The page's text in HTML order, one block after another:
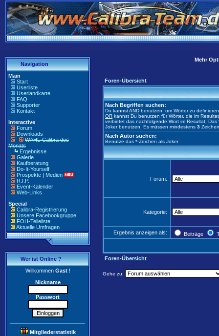
Navigation
Main
Start
Userliste
Userlandkarte
FAQ
Supporter
Kontakt
Interactive
Forum
Downloads
WAHL-Calibra des
Monats
Ergebnisse
Galerie
Kaufberatung
Do-It-Yourself
Prospekte | Medien
R.I.P.
Event-Kalender
Web-Links
Special
Calibra-Registrierung
Unsere Facebookgruppe
FOH-Teileliste
Aktuelle Umfragen
Wer ist Online ?
WillkommenGast!
Nickname
Passwort
Mitgliederstatistik
Mehr
Foren-Übersicht
Nach Begriffen suchen:
Du kannstAND benutzen, um Wörter zu
OR kannst Du benutzen für Wörter, die im
verbietet das nachfolgende Wort im Resultat. Das
Joker benutzen. Es müssen mindestens 3
Nach Autor suchen:
Benutze das *-Zeichen als Joker
Forum:
Kategorie:
Ergebnis anzeigen als: Beiträge
Foren-Übersicht
Gehe zu: